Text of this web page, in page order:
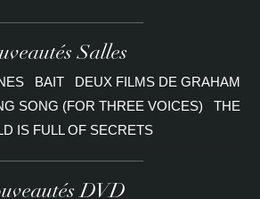
Salles
BAIT
DEUX FILMS DE GRAHAM
SONG (FOR THREE VOICES)
THE
IS FULL OF SECRETS
DVD